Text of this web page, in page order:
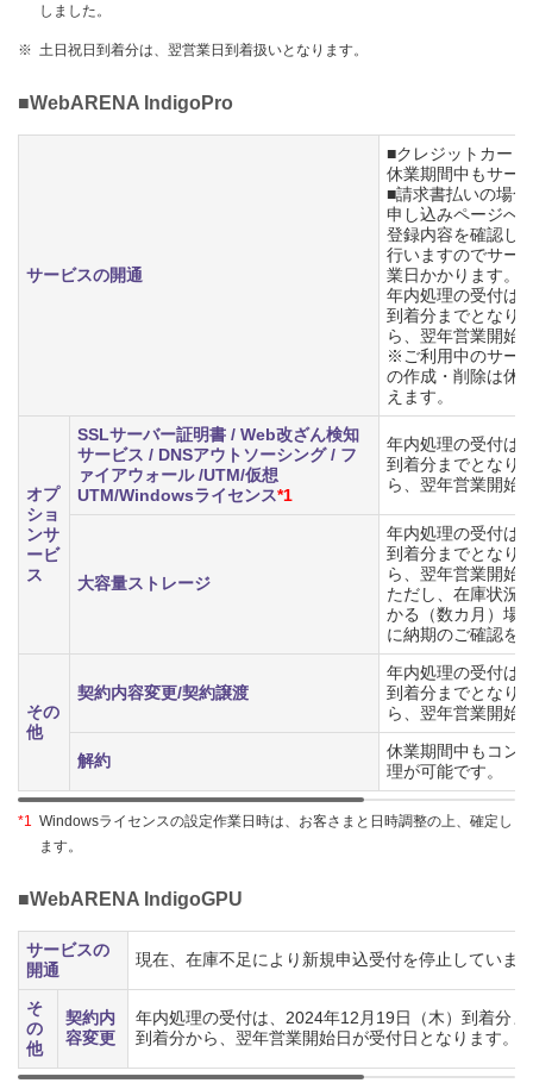
しました。
※ 土日祝日到着分は、翌営業日到着扱いとなります。
■WebARENA IndigoPro
サービスの開通
■クレジットカー
休業期間中もサー
■請求書払いの場合
申し込みページへ
登録内容を確認し
行いますのでサー
業日かかります。
年内処理の受付は
到着分までとなり
ら、翌年営業開始
※ご利用中のサー
の作成・削除は休
えます。
オプ
ショ
ンサ
ービ
ス
SSLサーバー証明書 / Web改ざん検知
サービス / DNSアウトソーシング / フ
ァイアウォール /UTM/仮想
UTM/Windowsライセンス*1
年内処理の受付は
到着分までとなり
ら、翌年営業開始
大容量ストレージ
年内処理の受付は
到着分までとなり
ら、翌年営業開始
ただし、在庫状況
かる（数カ月）場
に納期のご確認を
その
他
契約内容変更/契約譲渡
年内処理の受付は
到着分までとなり
ら、翌年営業開始
解約
休業期間中もコン
理が可能です。
*1 Windowsライセンスの設定作業日時は、お客さまと日時調整の上、確定し
ます。
■WebARENA IndigoGPU
サービスの
開通
現在、在庫不足により新規申込受付を停止していま
そ
の
他
契約内
容変更
年内処理の受付は、2024年12月19日（木）到着分
到着分から、翌年営業開始日が受付日となります。